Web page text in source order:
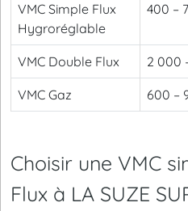
VMC Simple Flux
Hygroréglable
400 –
VMC Double Flux 2 000
VMC Gaz 600 –
Choisir une VMC
Flux à LA SUZE